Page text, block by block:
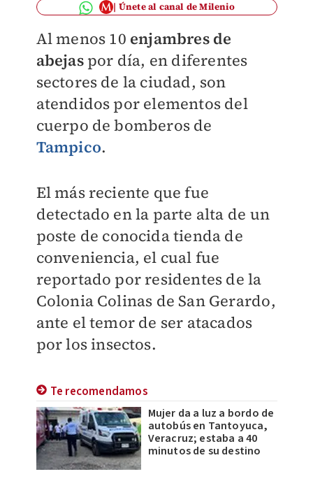
Únete al canal de Milenio
Al menos 10 enjambres de
abejaspor día, en diferentes
sectores de la ciudad, son
atendidos por elementos del
cuerpo de bomberos de
Tampico.
El más reciente que fue
detectado en la parte alta de un
poste de conocida tienda de
conveniencia, el cual fue
reportado por residentes de la
Colonia Colinas de San Gerardo,
ante el temor de ser atacados
por los insectos.
Te recomendamos
Mujer da a luz a bordo de
autobús en Tantoyuca,
Veracruz; estaba a 40
minutos de su destino